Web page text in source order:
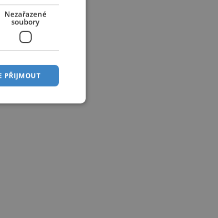
Nezařazené
soubory
PŘIJMOUT